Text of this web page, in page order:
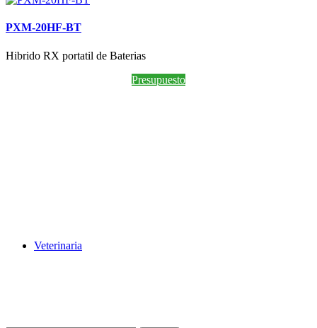
PXM-20HF-BT
Hibrido RX portatil de Baterias
Presupuesto
Veterinaria